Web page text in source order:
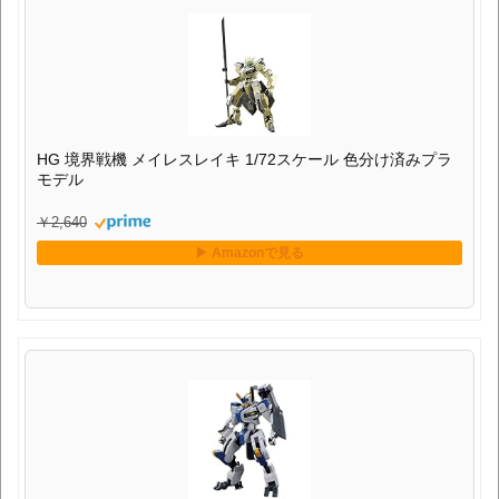
HG 境界戦機 メイレスレイキ 1/72スケール 色分け済みプラ
モデル
￥2,640